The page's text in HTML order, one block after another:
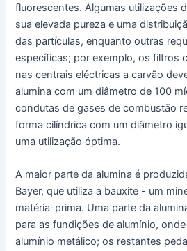
fluorescentes. Algumas utilizações
sua elevada pureza e uma
das partículas, enquanto outras
específicas; por exemplo, os filtros
nas centrais eléctricas a carvão
alumina com um diâmetro de 100
condutas de gases de combustão
forma cilíndrica com um diâmetro
uma utilização óptima.
A maior parte da alumina é
Bayer, que utiliza a bauxite - um
matéria-prima. Uma parte da
para as fundições de alumínio,
alumínio metálico; os restantes